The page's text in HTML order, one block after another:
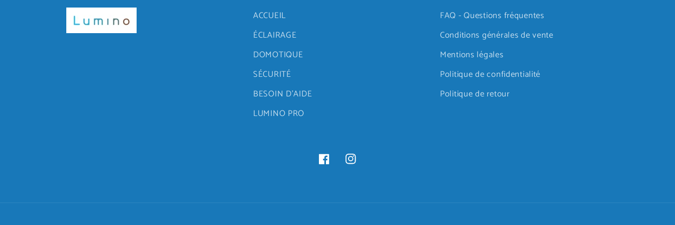
ACCUEIL
ÉCLAIRAGE
DOMOTIQUE
SÉCURITÉ
BESOIN D'AIDE
LUMINO PRO
FAQ - Questions fréquentes
Conditions générales de vente
Mentions légales
Politique de confidentialité
Politique de retour
FacebookInstagram